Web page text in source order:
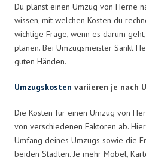
Du planst einen Umzug von Herne
wissen, mit welchen Kosten du
wichtige Frage, wenn es darum
planen. Bei Umzugsmeister Sankt
guten Händen.
Umzugskosten variieren je nach
Die Kosten für einen Umzug von
von verschiedenen Faktoren ab.
Umfang deines Umzugs sowie die
beiden Städten. Je mehr Möbel,